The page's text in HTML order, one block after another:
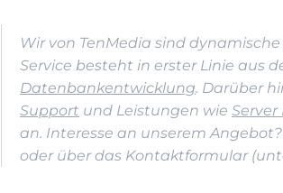
Wir von TenMedia sind dynamische
Service besteht in erster Linie aus
Datenbankentwicklung. Darüber
Support und Leistungen wie
an. Interesse an unserem
oder über das Kontaktformular